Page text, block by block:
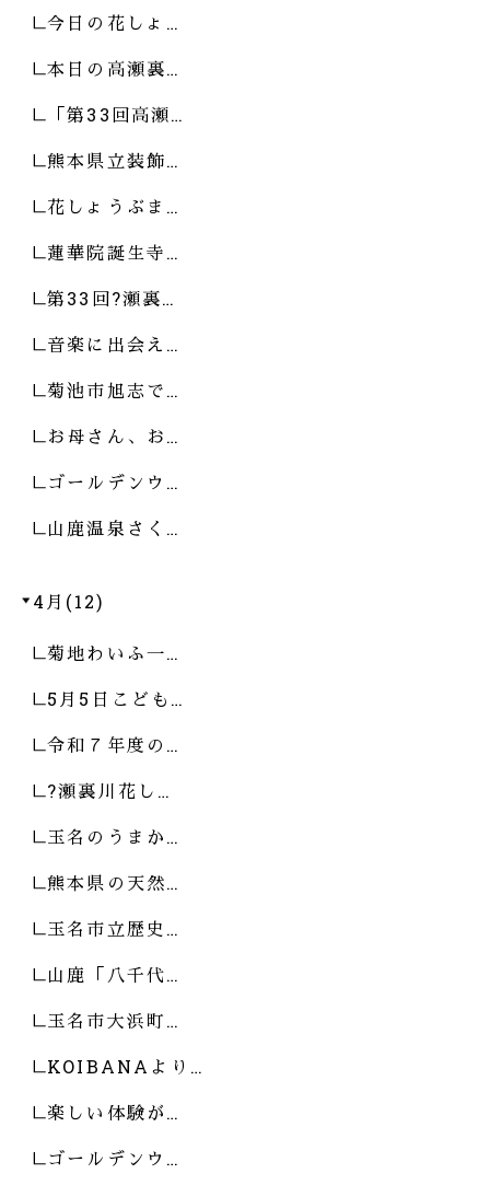
今日の花しょ…
本日の高瀬裏…
「第33回高瀬…
熊本県立装飾…
花しょうぶま…
蓮華院誕生寺…
第33回?瀬裏…
音楽に出会え…
菊池市旭志で…
お母さん、お…
ゴールデンウ…
山鹿温泉さく…
4月(12)
菊地わいふ一…
5月5日こども…
令和７年度の…
?瀬裏川花し…
玉名のうまか…
熊本県の天然…
玉名市立歴史…
山鹿「八千代…
玉名市大浜町…
KOIBANAより…
楽しい体験が…
ゴールデンウ…